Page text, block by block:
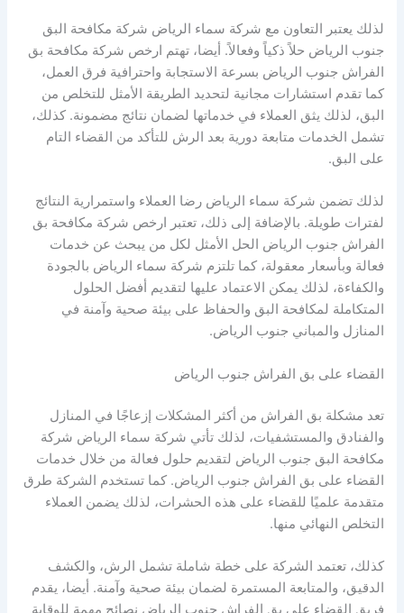
لذلك يعتبر التعاون مع شركة سماء الرياض شركة مكافحة البق
جنوب الرياض حلاً ذكياً وفعالاً. أيضا، تهتم ارخص شركة مكافحة بق
الفراش جنوب الرياض بسرعة الاستجابة واحترافية فرق العمل،
كما تقدم استشارات مجانية لتحديد الطريقة الأمثل للتخلص من
البق، لذلك يثق العملاء في خدماتها لضمان نتائج مضمونة. كذلك،
تشمل الخدمات متابعة دورية بعد الرش للتأكد من القضاء التام
على البق.
لذلك تضمن شركة سماء الرياض رضا العملاء واستمرارية النتائج
لفترات طويلة. بالإضافة إلى ذلك، تعتبر ارخص شركة مكافحة بق
الفراش جنوب الرياض الحل الأمثل لكل من يبحث عن خدمات
فعالة وبأسعار معقولة، كما تلتزم شركة سماء الرياض بالجودة
والكفاءة، لذلك يمكن الاعتماد عليها لتقديم أفضل الحلول
المتكاملة لمكافحة البق والحفاظ على بيئة صحية وآمنة في
المنازل والمباني جنوب الرياض.
القضاء على بق الفراش جنوب الرياض
تعد مشكلة بق الفراش من أكثر المشكلات إزعاجًا في المنازل
والفنادق والمستشفيات، لذلك تأتي شركة سماء الرياض شركة
مكافحة البق جنوب الرياض لتقديم حلول فعالة من خلال خدمات
القضاء على بق الفراش جنوب الرياض. كما تستخدم الشركة طرق
متقدمة علميًا للقضاء على هذه الحشرات، لذلك يضمن العملاء
التخلص النهائي منها.
كذلك، تعتمد الشركة على خطة شاملة تشمل الرش، والكشف
الدقيق، والمتابعة المستمرة لضمان بيئة صحية وآمنة. أيضا، يقدم
فريق القضاء على بق الفراش جنوب الرياض نصائح مهمة للوقاية